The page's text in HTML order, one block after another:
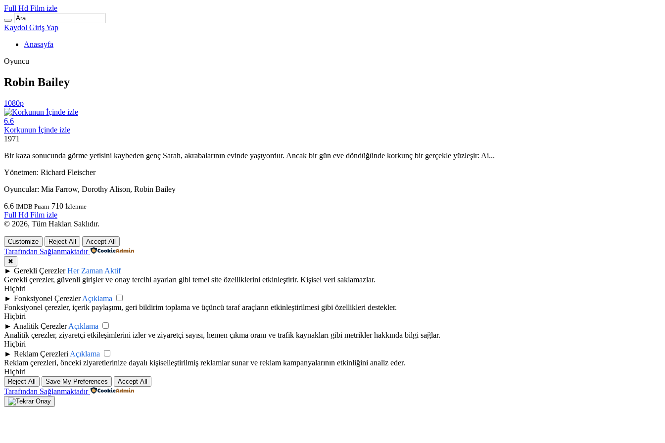
Full Hd Film izle
Kaydol Giriş Yap
Anasayfa
Oyuncu
Robin Bailey
1080p
6.6
Korkunun İçinde izle
1971
Bir kaza sonucunda görme yetisini kaybeden genç Sarah, akrabalarının evinde yaşıyordur. Ancak bir gün eve döndüğünde korkunç bir gerçekle yüzleşir: Ai...
Yönetmen: Richard Fleischer
Oyuncular: Mia Farrow, Dorothy Alison, Robin Bailey
6.6 IMDB Puanı 710 İzlenme
Full Hd Film izle
© 2026, Tüm Hakları Saklıdır.
Customize Reject All Accept All
Tarafından Sağlanmaktadır
✖
► Gerekli Çerezler Her Zaman Aktif
Gerekli çerezler, güvenli girişler ve onay tercihi ayarları gibi temel site özelliklerini etkinleştirir. Kişisel veri saklamazlar.
Hiçbiri
► Fonksiyonel Çerezler Açıklama
Fonksiyonel çerezler, içerik paylaşımı, geri bildirim toplama ve üçüncü taraf araçların etkinleştirilmesi gibi özellikleri destekler.
Hiçbiri
► Analitik Çerezler Açıklama
Analitik çerezler, ziyaretçi etkileşimlerini izler ve ziyaretçi sayısı, hemen çıkma oranı ve trafik kaynakları gibi metrikler hakkında bilgi sağlar.
Hiçbiri
► Reklam Çerezleri Açıklama
Reklam çerezleri, önceki ziyaretlerinize dayalı kişiselleştirilmiş reklamlar sunar ve reklam kampanyalarının etkinliğini analiz eder.
Hiçbiri
Reject All Save My Preferences Accept All
Tarafından Sağlanmaktadır